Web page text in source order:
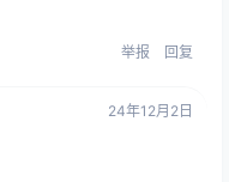
举报 回复
24年12月2日